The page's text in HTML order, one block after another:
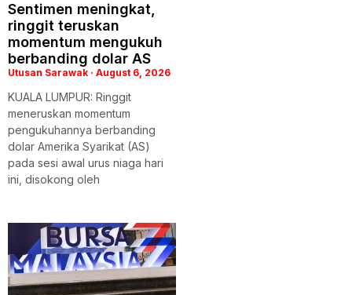
Sentimen meningkat,
ringgit teruskan
momentum mengukuh
berbanding dolar AS
Utusan Sarawak August 6, 2026
KUALA LUMPUR: Ringgit
meneruskan momentum
pengukuhannya berbanding
dolar Amerika Syarikat (AS)
pada sesi awal urus niaga hari
ini, disokong oleh